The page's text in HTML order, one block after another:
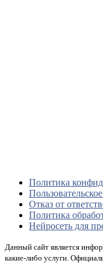
Политика
Отказ от
Политика
Нейросеть для
Данный сайт является
какие-либо услуги.